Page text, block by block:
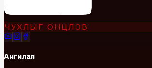
ЧУХЛЫГ ОНЦЛОВ
Ангилал